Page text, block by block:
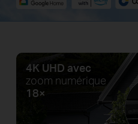
4K UHD avec
zoom numérique
18×